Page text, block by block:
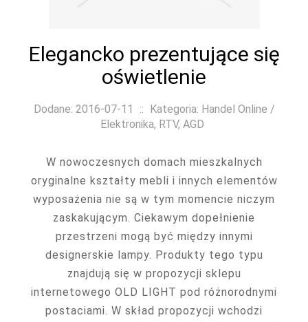
Elegancko prezentujące się
oświetlenie
Dodane: 2016-07-11 :: Kategoria: Handel Online /
Elektronika, RTV, AGD
W nowoczesnych domach mieszkalnych
oryginalne kształty mebli i innych elementów
wyposażenia nie są w tym momencie niczym
zaskakującym. Ciekawym dopełnienie
przestrzeni mogą być między innymi
designerskie lampy. Produkty tego typu
znajdują się w propozycji sklepu
internetowego OLD LIGHT pod różnorodnymi
postaciami. W skład propozycji wchodzi